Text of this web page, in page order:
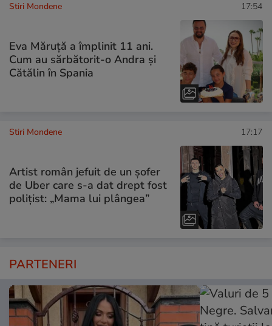
Stiri Mondene 17:54
Eva Măruță a împlinit 11 ani.
Cum au sărbătorit-o Andra și
Cătălin în Spania
Stiri Mondene 17:17
Artist român jefuit de un șofer
de Uber care s-a dat drept fost
polițist: „Mama lui plângea”
PARTENERI